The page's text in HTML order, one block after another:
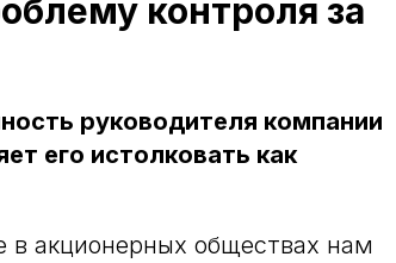
контроля за
руководителя компании
его истолковать как
в акционерных обществах нам